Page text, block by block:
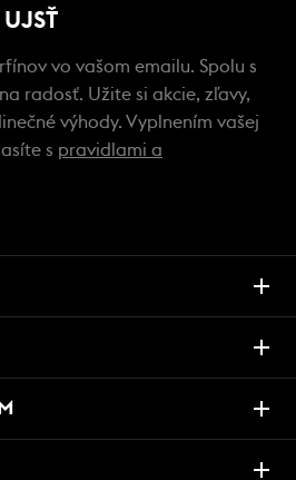
vo vašom emailu. Spolu s
radosť. Užite si akcie, zľavy,
výhody. Vyplnením vašej
s pravidlami a